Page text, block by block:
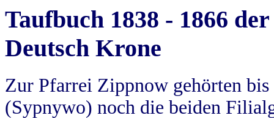
Taufbuch 1838 - 1866
Deutsch Krone
Zur Pfarrei Zippnow gehörten
(Sypnywo) noch die beiden